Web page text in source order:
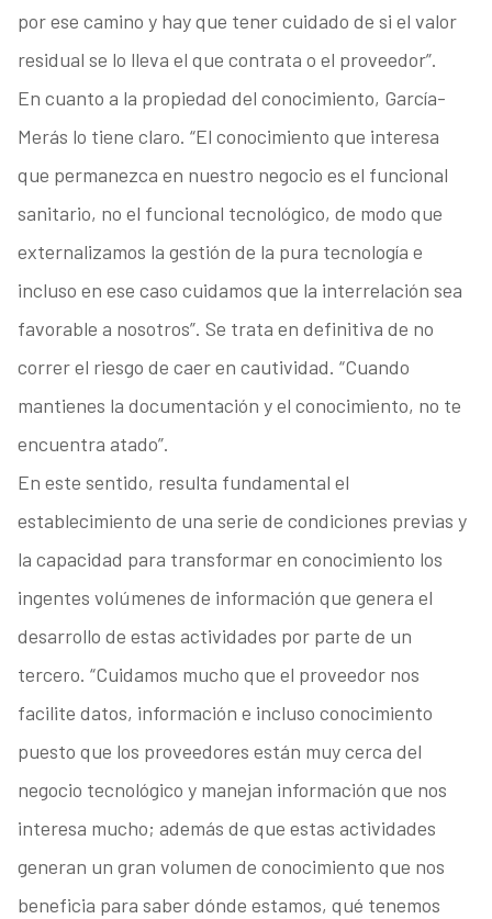
por ese camino y hay que tener cuidado de si el valor
residual se lo lleva el que contrata o el proveedor”.
En cuanto a la propiedad del conocimiento, García-
Merás lo tiene claro. “El conocimiento que interesa
que permanezca en nuestro negocio es el funcional
sanitario, no el funcional tecnológico, de modo que
externalizamos la gestión de la pura tecnología e
incluso en ese caso cuidamos que la interrelación sea
favorable a nosotros”. Se trata en definitiva de no
correr el riesgo de caer en cautividad. “Cuando
mantienes la documentación y el conocimiento, no te
encuentra atado”.
En este sentido, resulta fundamental el
establecimiento de una serie de condiciones previas y
la capacidad para transformar en conocimiento los
ingentes volúmenes de información que genera el
desarrollo de estas actividades por parte de un
tercero. “Cuidamos mucho que el proveedor nos
facilite datos, información e incluso conocimiento
puesto que los proveedores están muy cerca del
negocio tecnológico y manejan información que nos
interesa mucho; además de que estas actividades
generan un gran volumen de conocimiento que nos
beneficia para saber dónde estamos, qué tenemos